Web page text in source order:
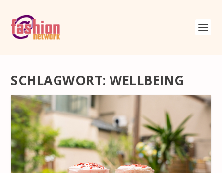
SCHLAGWORT:WELLBEING